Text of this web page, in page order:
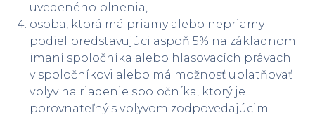
uvedeného plnenia,
osoba, ktorá má priamy alebo nepriamy
podiel predstavujúci aspoň 5% na základnom
imaní spoločníka alebo hlasovacích právach
v spoločníkovi alebo má možnosť uplatňovať
vplyv na riadenie spoločníka, ktorý je
porovnateľný s vplyvom zodpovedajúcim